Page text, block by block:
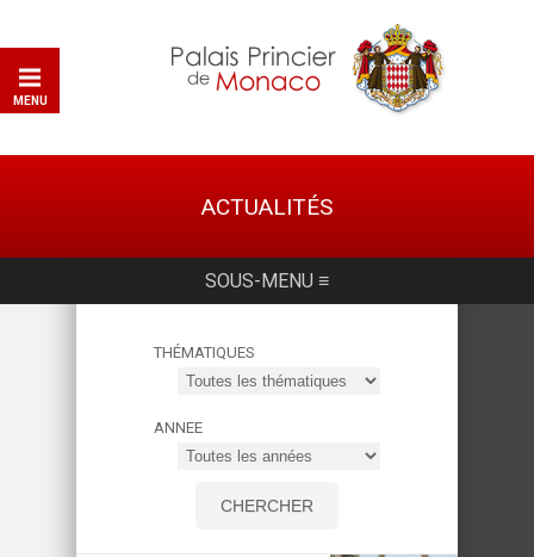
MENU
ACTUALITÉS
THÉMATIQUES
ANNEE
SOUS-MENU ≡